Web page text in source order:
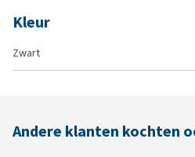
Kleur
Zwart
Andere klanten kochten